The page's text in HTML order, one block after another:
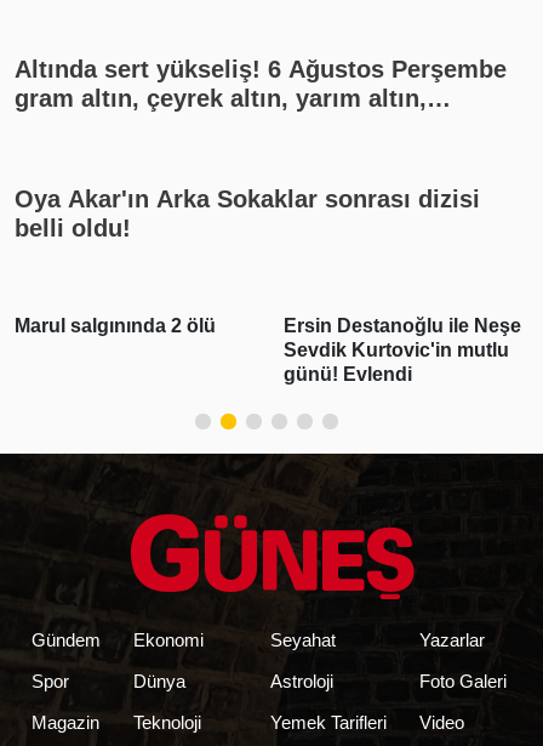
Altında sert yükseliş! 6 Ağustos Perşembe
gram altın, çeyrek altın, yarım altın,
Oya Akar'ın Arka Sokaklar sonrası dizisi
belli oldu!
Marul salgınında 2 ölü
Ersin Destanoğlu ile Neşe
Sevdik Kurtovic'in mutlu
günü! Evlendi
Gündem
Spor
Magazin
Ekonomi
Dünya
Teknoloji
Seyahat
Astroloji
Yemek Tarifleri
Yazarlar
Foto Galeri
Video